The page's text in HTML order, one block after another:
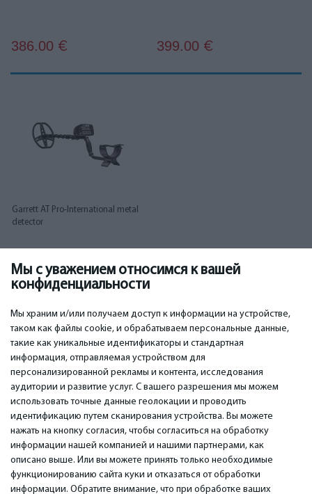
Мы с уважением относимся к вашей
конфиденциальности
Мы храним и/или получаем доступ к информации на устройстве,
таком как файлы cookie, и обрабатываем персональные данные,
такие как уникальные идентификаторы и стандартная
информация, отправляемая устройством для
персонализированной рекламы и контента, исследования
аудитории и развитие услуг. С вашего разрешения мы можем
использовать точные данные геолокации и проводить
идентификацию путем сканирования устройства. Вы можете
нажать на кнопку согласия, чтобы согласиться на обработку
информации нашей компанией и нашими партнерами, как
описано выше. Или вы можете принять только необходимые
функционированию сайта куки и отказаться от обработки
информации. Обратите внимание, что при обработке ваших
386.00 € 399.00 €
Garrett AT Pro-International metal
detector
580.00€
ВАЖНОЕ
Сервисные центры
Гарантия
Условия использования
Политика
конфиденциальности
Контакты
Дистанционный договор
КОНТАКТЫ
Тел. +371 67296734
Моб. +371 27725222
WhatsApp +371 27725222
Краста 89, Рига, Латвия